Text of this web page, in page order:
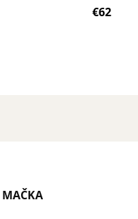
€62
MAČKA